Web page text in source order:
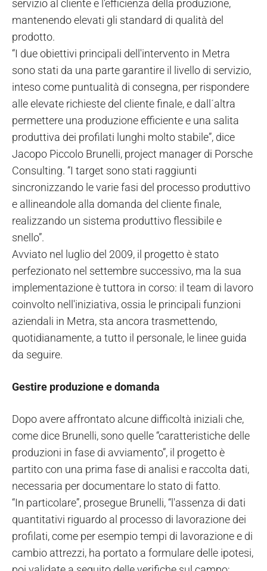
servizio al cliente e l'efficienza della produzione,
mantenendo elevati gli standard di qualità del
prodotto.
“I due obiettivi principali dell'intervento in Metra
sono stati da una parte garantire il livello di servizio,
inteso come puntualità di consegna, per rispondere
alle elevate richieste del cliente finale, e dall´altra
permettere una produzione efficiente e una salita
produttiva dei profilati lunghi molto stabile”, dice
Jacopo Piccolo Brunelli, project manager di Porsche
Consulting. “I target sono stati raggiunti
sincronizzando le varie fasi del processo produttivo
e allineandole alla domanda del cliente finale,
realizzando un sistema produttivo flessibile e
snello”.
Avviato nel luglio del 2009, il progetto è stato
perfezionato nel settembre successivo, ma la sua
implementazione è tuttora in corso: il team di lavoro
coinvolto nell'iniziativa, ossia le principali funzioni
aziendali in Metra, sta ancora trasmettendo,
quotidianamente, a tutto il personale, le linee guida
da seguire.
Gestire produzione e domanda
Dopo avere affrontato alcune difficoltà iniziali che,
come dice Brunelli, sono quelle “caratteristiche delle
produzioni in fase di avviamento”, il progetto è
partito con una prima fase di analisi e raccolta dati,
necessaria per documentare lo stato di fatto.
“In particolare”, prosegue Brunelli, “l'assenza di dati
quantitativi riguardo al processo di lavorazione dei
profilati, come per esempio tempi di lavorazione e di
cambio attrezzi, ha portato a formulare delle ipotesi,